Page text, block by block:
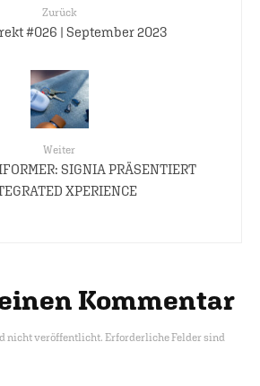
Zurück
#026 | September 2023
Weiter
SIGNIA PRÄSENTIERT
XPERIENCE
Kommentar
nicht veröffentlicht. Erforderliche Felder sind